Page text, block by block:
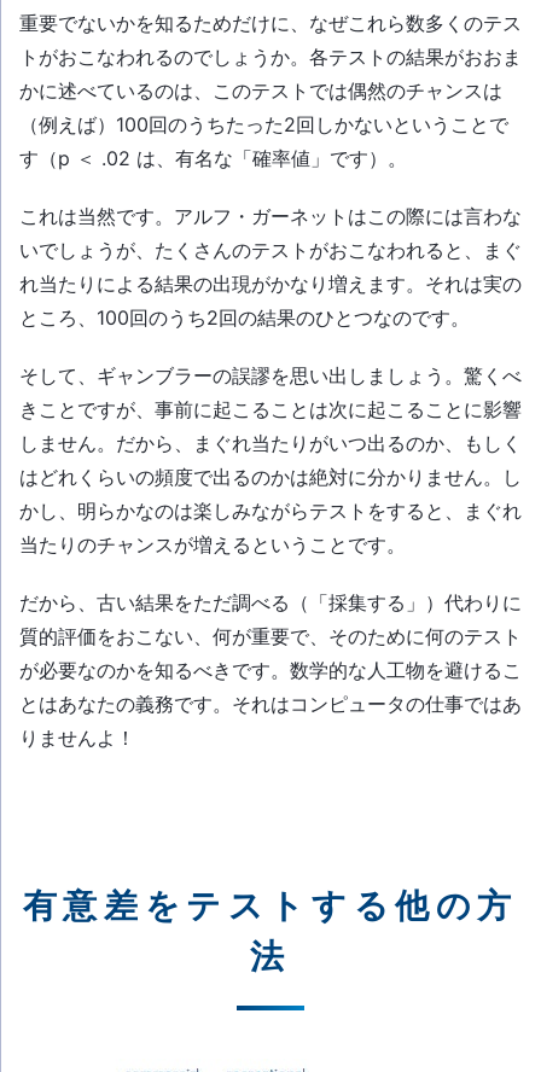
重要でないかを知るためだけに、なぜこれら数多くのテス
トがおこなわれるのでしょうか。各テストの結果がおおま
かに述べているのは、このテストでは偶然のチャンスは
（例えば）100回のうちたった2回しかないということで
す（p ＜ .02 は、有名な「確率値」です）。
これは当然です。アルフ・ガーネットはこの際には言わな
いでしょうが、たくさんのテストがおこなわれると、まぐ
れ当たりによる結果の出現がかなり増えます。それは実の
ところ、100回のうち2回の結果のひとつなのです。
そして、ギャンブラーの誤謬を思い出しましょう。驚くべ
きことですが、事前に起こることは次に起こることに影響
しません。だから、まぐれ当たりがいつ出るのか、もしく
はどれくらいの頻度で出るのかは絶対に分かりません。し
かし、明らかなのは楽しみながらテストをすると、まぐれ
当たりのチャンスが増えるということです。
だから、古い結果をただ調べる（「採集する」）代わりに
質的評価をおこない、何が重要で、そのために何のテスト
が必要なのかを知るべきです。数学的な人工物を避けるこ
とはあなたの義務です。それはコンピュータの仕事ではあ
りませんよ！
有意差をテストする他の方
法